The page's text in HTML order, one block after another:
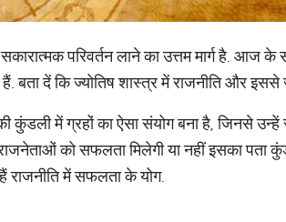
परिवर्तन लाने का उत्तम मार्ग है. आज के
दें कि ज्योतिष शास्त्र में राजनीति और इससे
कुंडली में ग्रहों का ऐसा संयोग बना है, जिनसे
को सफलता मिलेगी या नहीं इसका पता
में सफलता के योग.